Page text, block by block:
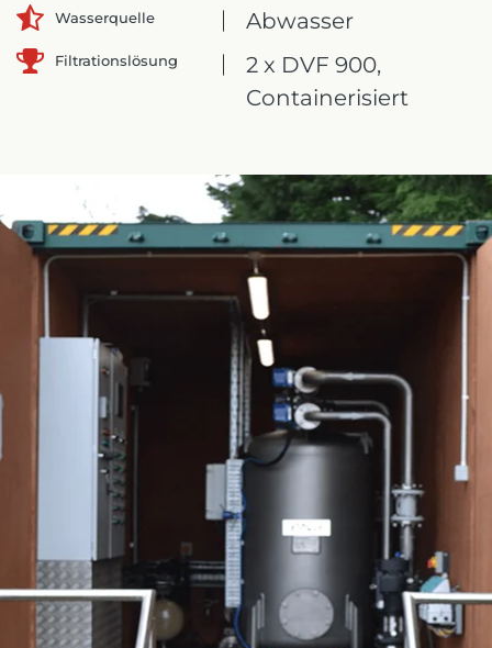
Wasserquelle Abwasser
Filtrationslösung
2 x DVF 900,
Containerisiert